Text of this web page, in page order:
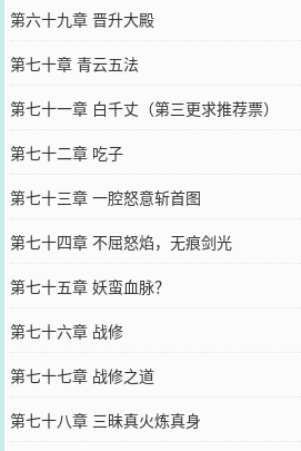
第六十九章 晋升大殿
第七十章 青云五法
第七十一章 白千丈（第三更求推荐票）
第七十二章 吃子
第七十三章 一腔怒意斩首图
第七十四章 不屈怒焰，无痕剑光
第七十五章 妖蛮血脉？
第七十六章 战修
第七十七章 战修之道
第七十八章 三昧真火炼真身